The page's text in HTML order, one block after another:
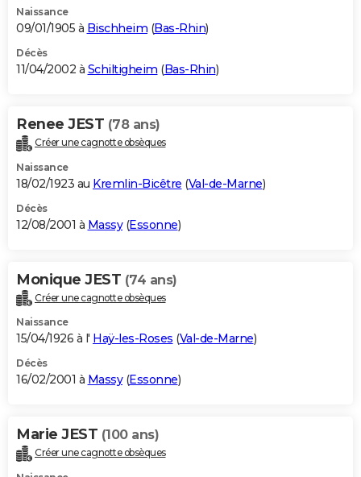
Naissance
09/01/1905 à Bischheim (Bas-Rhin)
Décès
11/04/2002 à Schiltigheim (Bas-Rhin)
Renee JEST (78 ans)
Créer une cagnotte obsèques
Naissance
18/02/1923 au Kremlin-Bicêtre (Val-de-Marne)
Décès
12/08/2001 à Massy(Essonne)
Monique JEST (74 ans)
Créer une cagnotte obsèques
Naissance
15/04/1926 à l' Haÿ-les-Roses (Val-de-Marne)
Décès
16/02/2001 à Massy(Essonne)
Marie JEST (100 ans)
Créer une cagnotte obsèques